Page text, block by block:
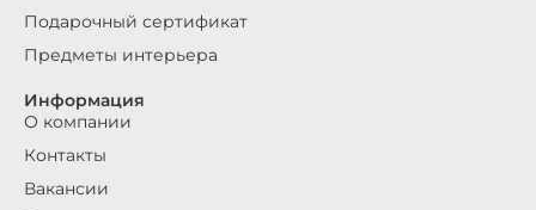
Подарочный сертификат
Предметы интерьера
Информация
О компании
Контакты
Вакансии